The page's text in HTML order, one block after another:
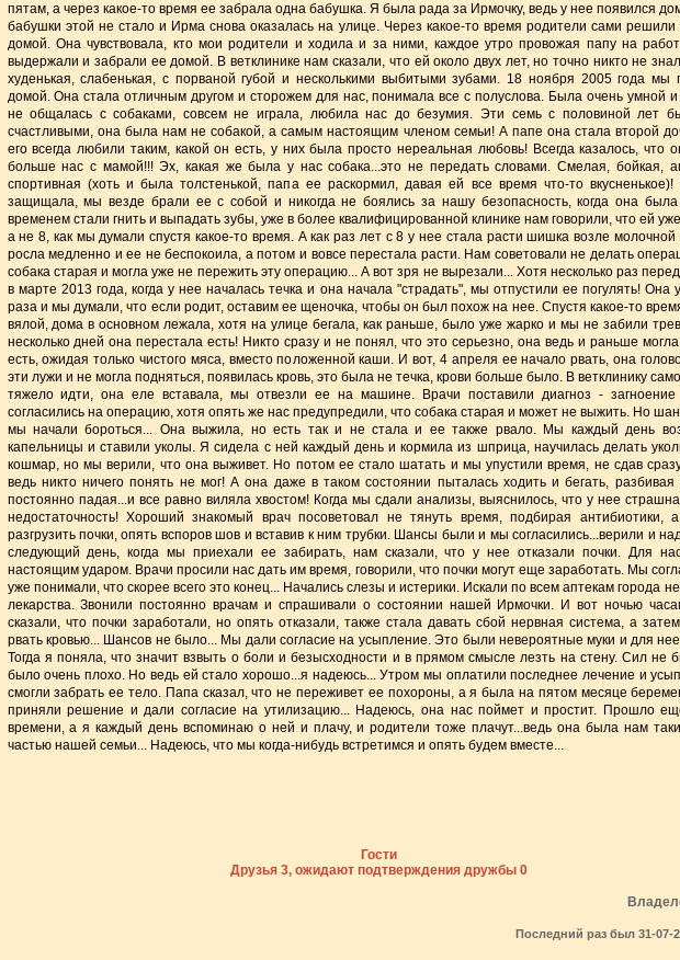
пятам, а через какое-то время ее забрала одна бабушка. Я была рада за Ирмочку, ведь у нее появился
бабушки этой не стало и Ирма снова оказалась на улице. Через какое-то время родители сами решили
домой. Она чувствовала, кто мои родители и ходила и за ними, каждое утро провожая папу на
выдержали и забрали ее домой. В ветклинике нам сказали, что ей около двух лет, но точно никто не
худенькая, слабенькая, с порваной губой и несколькими выбитыми зубами. 18 ноября 2005 года мы
домой. Она стала отличным другом и сторожем для нас, понимала все с полуслова. Была очень умной и
не общалась с собаками, совсем не играла, любила нас до безумия. Эти семь с половиной лет
счастливыми, она была нам не собакой, а самым настоящим членом семьи! А папе она стала второй
его всегда любили таким, какой он есть, у них была просто нереальная любовь! Всегда казалось, что
больше нас с мамой!!! Эх, какая же была у нас собака...это не передать словами. Смелая, бойкая,
спортивная (хоть и была толстенькой, папа ее раскормил, давая ей все время что-то вкусненькое)!
защищала, мы везде брали ее с собой и никогда не боялись за нашу безопасность, когда она
временем стали гнить и выпадать зубы, уже в более квалифицированной клинике нам говорили, что ей
а не 8, как мы думали спустя какое-то время. А как раз лет с 8 у нее стала расти шишка возле
росла медленно и ее не беспокоила, а потом и вовсе перестала расти. Нам советовали не делать
собака старая и могла уже не пережить эту операцию... А вот зря не вырезали... Хотя несколько раз
в марте 2013 года, когда у нее началась течка и она начала "страдать", мы отпустили ее погулять! Она
раза и мы думали, что если родит, оставим ее щеночка, чтобы он был похож на нее. Спустя какое-то
вялой, дома в основном лежала, хотя на улице бегала, как раньше, было уже жарко и мы не забили
несколько дней она перестала есть! Никто сразу и не понял, что это серьезно, она ведь и раньше
есть, ожидая только чистого мяса, вместо положенной каши. И вот, 4 апреля ее начало рвать, она
эти лужи и не могла подняться, появилась кровь, это была не течка, крови больше было. В ветклинику
тяжело идти, она еле вставала, мы отвезли ее на машине. Врачи поставили диагноз -
согласились на операцию, хотя опять же нас предупредили, что собака старая и может не выжить. Но
мы начали бороться... Она выжила, но есть так и не стала и ее также рвало. Мы каждый день
капельницы и ставили уколы. Я сидела с ней каждый день и кормила из шприца, научилась делать
кошмар, но мы верили, что она выживет. Но потом ее стало шатать и мы упустили время, не сдав
ведь никто ничего понять не мог! А она даже в таком состоянии пыталась ходить и бегать,
постоянно падая...и все равно виляла хвостом! Когда мы сдали анализы, выяснилось, что у нее
недостаточность! Хороший знакомый врач посоветовал не тянуть время, подбирая антибиотики,
разгрузить почки, опять вспоров шов и вставив к ним трубки. Шансы были и мы согласились...верили и
следующий день, когда мы приехали ее забирать, нам сказали, что у нее отказали почки. Для
настоящим ударом. Врачи просили нас дать им время, говорили, что почки могут еще заработать. Мы
уже понимали, что скорее всего это конец... Начались слезы и истерики. Искали по всем аптекам города
лекарства. Звонили постоянно врачам и спрашивали о состоянии нашей Ирмочки. И вот ночью
сказали, что почки заработали, но опять отказали, также стала давать сбой нервная система, а
рвать кровью... Шансов не было... Мы дали согласие на усыпление. Это были невероятные муки и для
Тогда я поняла, что значит взвыть о боли и безысходности и в прямом смысле лезть на стену. Сил не
было очень плохо. Но ведь ей стало хорошо...я надеюсь... Утром мы оплатили последнее лечение и
смогли забрать ее тело. Папа сказал, что не переживет ее похороны, а я была на пятом месяце
приняли решение и дали согласие на утилизацию... Надеюсь, она нас поймет и простит. Прошло
времени, а я каждый день вспоминаю о ней и плачу, и родители тоже плачут...ведь она была нам
частью нашей семьи... Надеюсь, что мы когда-нибудь встретимся и опять будем вместе...
Гости
Друзья 3, ожидают подтверждения дружбы 0
Последний раз был 31-07-